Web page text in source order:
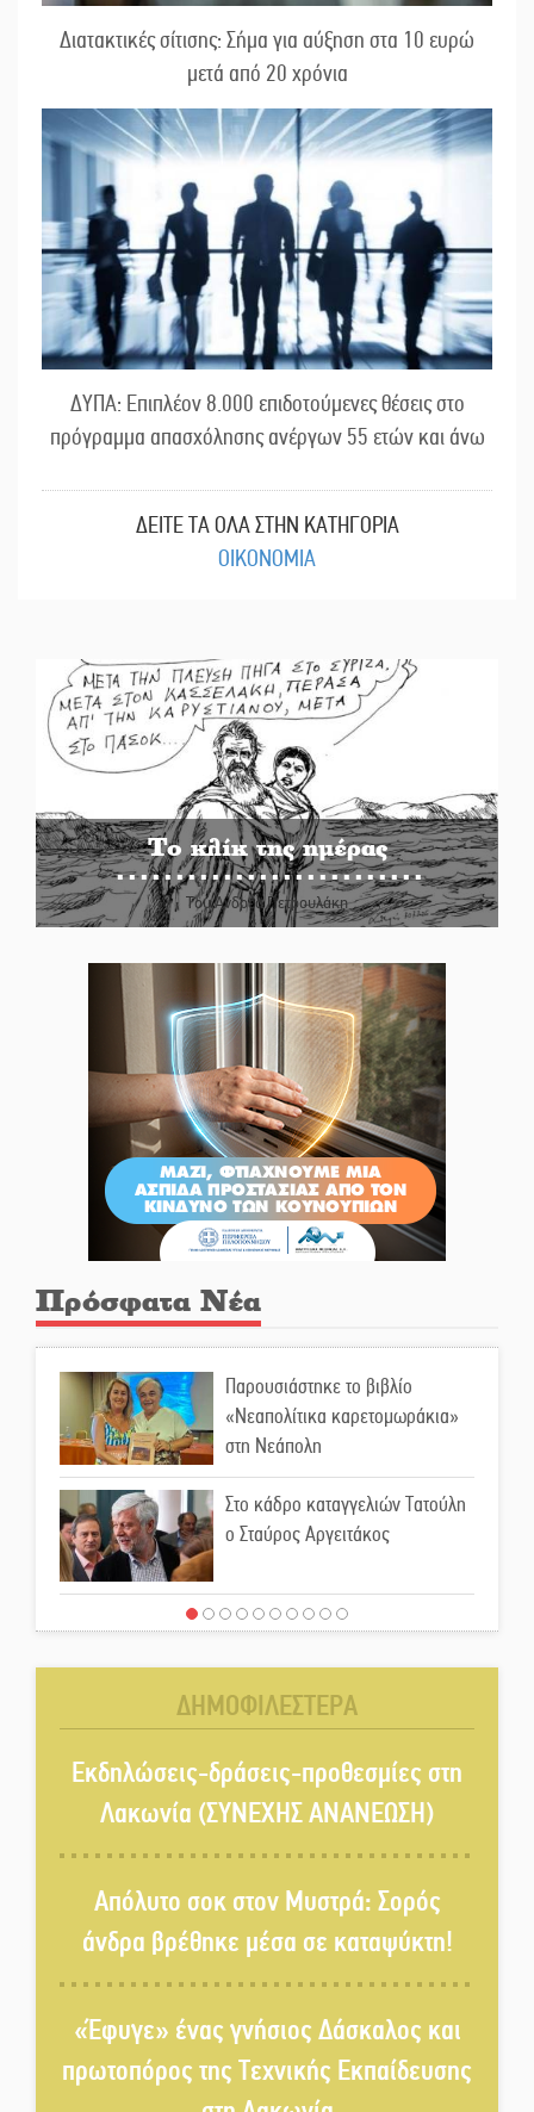
Διατακτικές σίτισης: Σήμα για αύξηση στα 10 ευρώ
μετά από 20 χρόνια
ΔΥΠΑ: Επιπλέον 8.000 επιδοτούμενες θέσεις στο
πρόγραμμα απασχόλησης ανέργων 55 ετών και άνω
ΔΕΙΤΕ ΤΑ ΟΛΑ ΣΤΗΝ ΚΑΤΗΓΟΡΙΑ
ΟΙΚΟΝΟΜΙΑ
Το κλίκ της ημέρας
Του Ανδρέα Πετρουλάκη
Πρόσφατα Νέα
Παρουσιάστηκε το βιβλίο
«Νεαπολίτικα καρετομωράκια»
στη Νεάπολη
Στο κάδρο καταγγελιών Τατούλη
ο Σταύρος Αργειτάκος
Τα «Άνθη της Πέτρας» τίμησαν
Τίμησε τον Π. Καρρά ο ΑΟ
Κροκεών
Ανανεώθηκε το γήπεδο-στέκι
στην παραλία της Νεάπολης
στέλεχος της Μεταπολίτευσης
Ο Άνθρωπος-αράχνη
ΔΗΜΟΦΙΛΕΣΤΕΡΑ
Εκδηλώσεις-δράσεις-προθεσμίες στη
Λακωνία (ΣΥΝΕΧΗΣ ΑΝΑΝΕΩΣΗ)
Απόλυτο σοκ στον Μυστρά: Σορός
άνδρα βρέθηκε μέσα σε καταψύκτη!
«Έφυγε» ένας γνήσιος Δάσκαλος και
πρωτοπόρος της Τεχνικής Εκπαίδευσης